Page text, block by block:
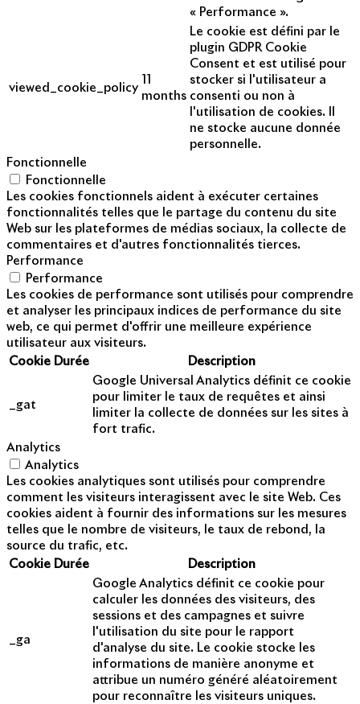
« Performance ».
viewed_cookie_policy
months
Le cookie est défini par le
plugin GDPR Cookie
Consent et est utilisé pour
stocker si l'utilisateur a
consenti ou non à
l'utilisation de cookies. Il
ne stocke aucune donnée
personnelle.
Fonctionnelle
Fonctionnelle
Les cookies fonctionnels aident à exécuter certaines
fonctionnalités telles que le partage du contenu du site
Web sur les plateformes de médias sociaux, la collecte de
commentaires et d'autres fonctionnalités tierces.
Performance
Performance
Les cookies de performance sont utilisés pour comprendre
et analyser les principaux indices de performance du site
web, ce qui permet d'offrir une meilleure expérience
utilisateur aux visiteurs.
Cookie Durée Description
_gat
Google Universal Analytics définit ce cookie
pour limiter le taux de requêtes et ainsi
limiter la collecte de données sur les sites à
fort trafic.
Analytics
Analytics
Les cookies analytiques sont utilisés pour comprendre
comment les visiteurs interagissent avec le site Web. Ces
cookies aident à fournir des informations sur les mesures
telles que le nombre de visiteurs, le taux de rebond, la
source du trafic, etc.
Cookie Durée Description
_ga
Google Analytics définit ce cookie pour
calculer les données des visiteurs, des
sessions et des campagnes et suivre
l'utilisation du site pour le rapport
d'analyse du site. Le cookie stocke les
informations de manière anonyme et
attribue un numéro généré aléatoirement
pour reconnaître les visiteurs uniques.